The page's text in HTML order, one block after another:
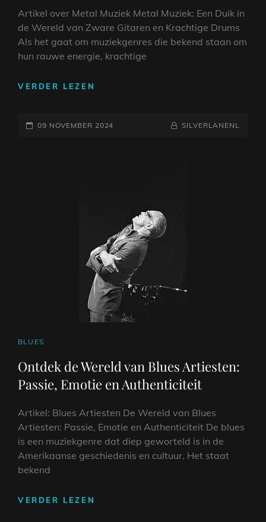
Artikel over Metal Muziek Metal Muziek: Een Duik in
de Wereld van Zware Gitaren en Krachtige Drums
Als het gaat om muziekgenres die bekend staan om
hun rauwe energie, krachtige
VERDER LEZEN
METAL
RAUWE
WERELD
GEPLAATST
09 NOVEMBER 2024 NAAMREGEL
BYLINE
SILVERLANENL
CAT
BLUES
Ontdek de Wereld van Blues Artiesten:
Passie, Emotie en Authenticiteit
Artikel: Blues Artiesten De Wereld van Blues
Artiesten: Passie, Emotie en Authenticiteit De blues
is een muziekgenre dat diep geworteld is in de
Amerikaanse geschiedenis en cultuur. Het staat
bekend
VERDER LEZEN